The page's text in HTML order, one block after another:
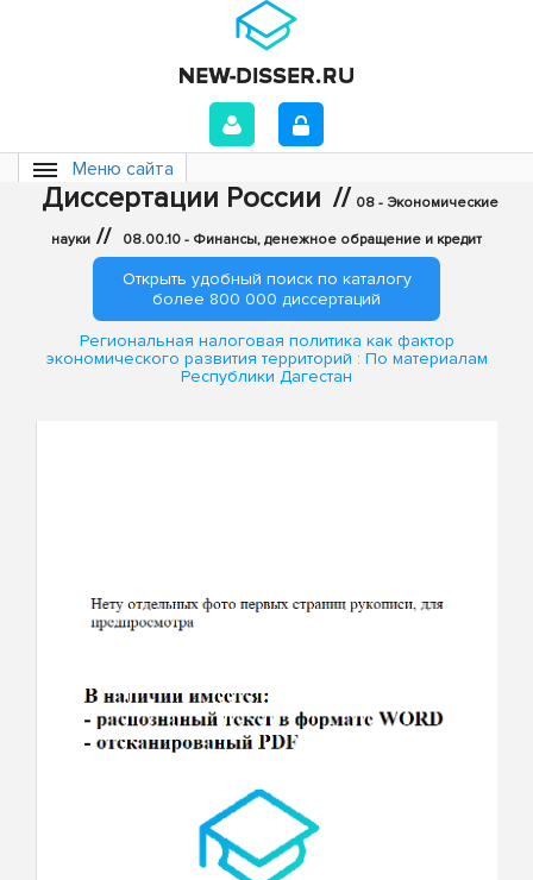
Меню сайта
Диссертации России // 08 - Экономические
науки // 08.00.10 - Финансы, денежное обращение и кредит
Открыть удобный поиск по каталогу
более 800 000 диссертаций
Региональная налоговая политика как фактор
экономического развития территорий : По материалам
Республики Дагестан